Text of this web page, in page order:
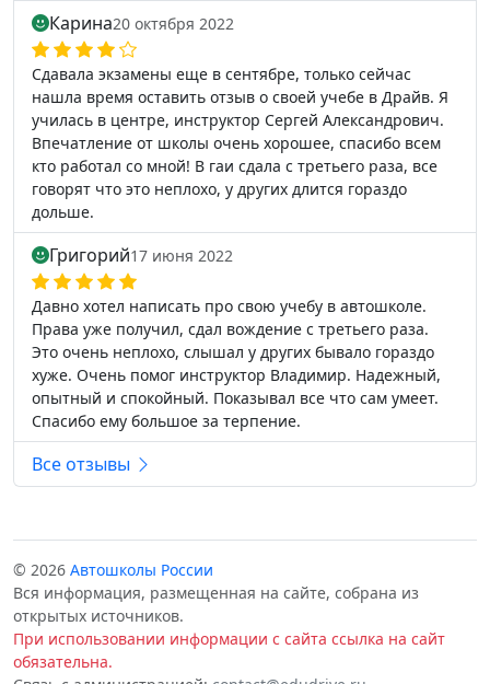
Карина20 октября 2022
Сдавала экзамены еще в сентябре, только сейчас
нашла время оставить отзыв о своей учебе в Драйв. Я
училась в центре, инструктор Сергей Александрович.
Впечатление от школы очень хорошее, спасибо всем
кто работал со мной! В гаи сдала с третьего раза, все
говорят что это неплохо, у других длится гораздо
дольше.
Григорий17 июня 2022
Давно хотел написать про свою учебу в автошколе.
Права уже получил, сдал вождение с третьего раза.
Это очень неплохо, слышал у других бывало гораздо
хуже. Очень помог инструктор Владимир. Надежный,
опытный и спокойный. Показывал все что сам умеет.
Спасибо ему большое за терпение.
Все отзывы
© 2026 Автошколы России
Вся информация, размещенная на сайте, собрана из
открытых источников.
При использовании информации с сайта ссылка на сайт
обязательна.